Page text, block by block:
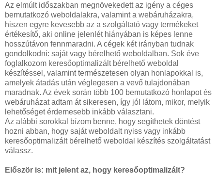
Az elmúlt időszakban megnövekedett az igény a céges
bemutatkozó weboldalakra, valamint a webáruházakra,
hiszen egyre kevesebb az a szolgáltató vagy termékeket
értékesítő, aki online jelenlét hiányában is képes lenne
hosszútávon fennmaradni. A cégek két irányban tudnak
gondolkodni: saját vagy bérelhető weboldalban. Sok éve
foglalkozom keresőoptimalizált bérelhető weboldal
készítéssel, valamint természetesen olyan honlapokkal is,
amelyek átadás után véglegesen a vevő tulajdonában
maradnak. Az évek során több 100 bemutatkozó honlapot és
webáruházat adtam át sikeresen, így jól látom, mikor, melyik
lehetőséget érdemesebb inkább választani.
Az alábbi sorokkal bízom benne, hogy segíthetek döntést
hozni abban, hogy saját weboldalt nyiss vagy inkább
keresőoptimalizált bérelhető weboldal készítés szolgáltatást
válassz.
Először is: mit jelent az, hogy keresőoptimalizált?